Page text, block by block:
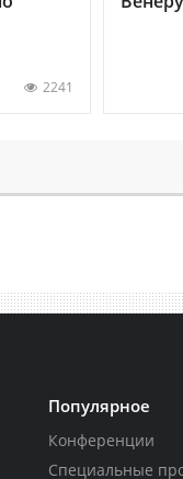
2241
Популярное
Конференции
Специальные